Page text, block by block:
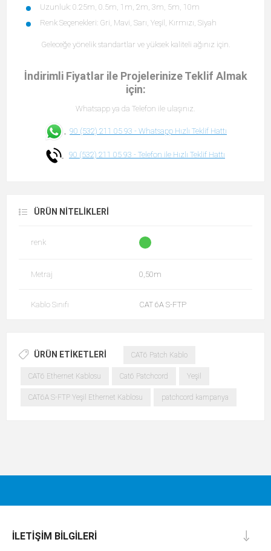
Uzunluk: 0.25m, 0.5m, 1m, 2m, 3m, 5m, 10m
Renk Seçenekleri: Gri, Mavi, Sarı, Yeşil, Kırmızı, Siyah
Geleceğe yönelik standartlar ve yüksek kaliteli ağınız için.
İndirimli Fiyatlar ile Projelerinize Teklif Almak
için:
Whatsapp ya da Telefon ile ulaşınız.
90 (532) 211 05 93 - Whatsapp Hızlı Teklif Hattı
90 (532) 211 05 93 - Telefon ile Hızlı Teklif Hattı
ÜRÜN NITELIKLERI
renk
Metraj 0,50m
Kablo Sınıfı CAT 6A S-FTP
ÜRÜN ETIKETLERI CAT6 Patch Kablo
CAT6 Ethernet Kablosu Cat6 Patchcord Yeşil
CAT6A S-FTP Yeşil Ethernet Kablosu patchcord kampanya
İLETIŞIM BILGILERI